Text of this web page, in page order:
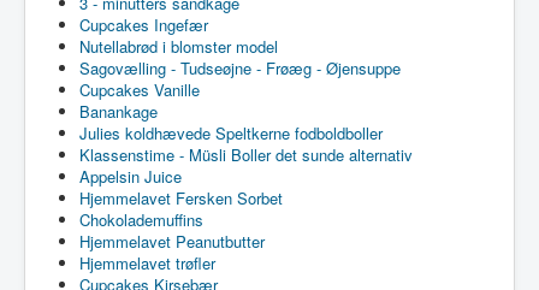
Cupcakes Ingefær
Nutellabrød i blomster model
Sagovælling - Tudseøjne - Frøæg - Øjensuppe
Cupcakes Vanille
Banankage
Julies koldhævede Speltkerne fodboldboller
Klassenstime - Müsli Boller det sunde alternativ
Appelsin Juice
Hjemmelavet Fersken Sorbet
Chokolademuffins
Hjemmelavet Peanutbutter
Hjemmelavet trøfler
Cupcakes Kirsebær